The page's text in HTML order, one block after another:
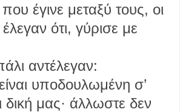
έγινε μεταξύ τους, οι
έλεγαν ότι, γύρισε με
αντέλεγαν:
υποδουλωμένη σ’
δική μας· άλλωστε δεν